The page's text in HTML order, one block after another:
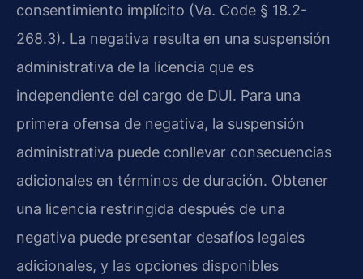
consentimiento implícito (Va. Code § 18.2-
268.3). La negativa resulta en una suspensión
administrativa de la licencia que es
independiente del cargo de DUI. Para una
primera ofensa de negativa, la suspensión
administrativa puede conllevar consecuencias
adicionales en términos de duración. Obtener
una licencia restringida después de una
negativa puede presentar desafíos legales
adicionales, y las opciones disponibles